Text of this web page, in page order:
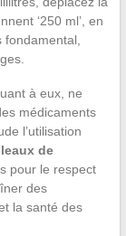
‘250 ml’, en
à eux, ne
médicaments
l’utilisation
de
pour le respect
des
la santé des